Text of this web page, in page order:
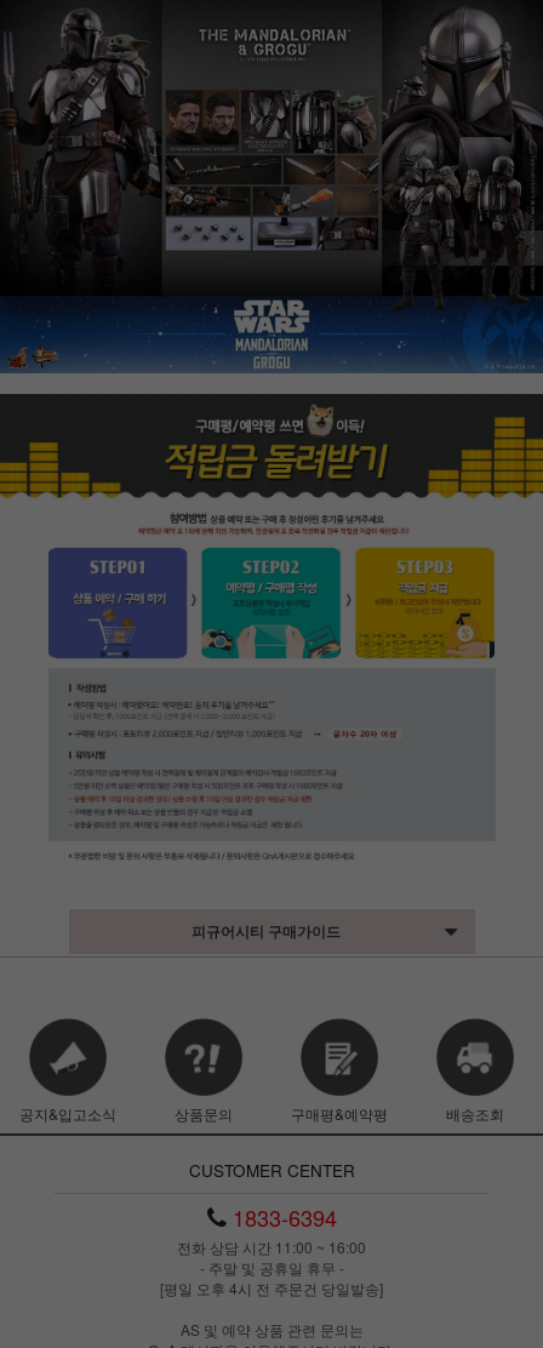
피규어시티 구매가이드
공지&입고소식 상품문의 구매평&예약평 배송조회
CUSTOMER CENTER
1833-6394
전화 상담 시간 11:00 ~ 16:00
- 주말 및 공휴일 휴무 -
[평일 오후 4시 전 주문건 당일발송]
AS 및 예약 상품 관련 문의는